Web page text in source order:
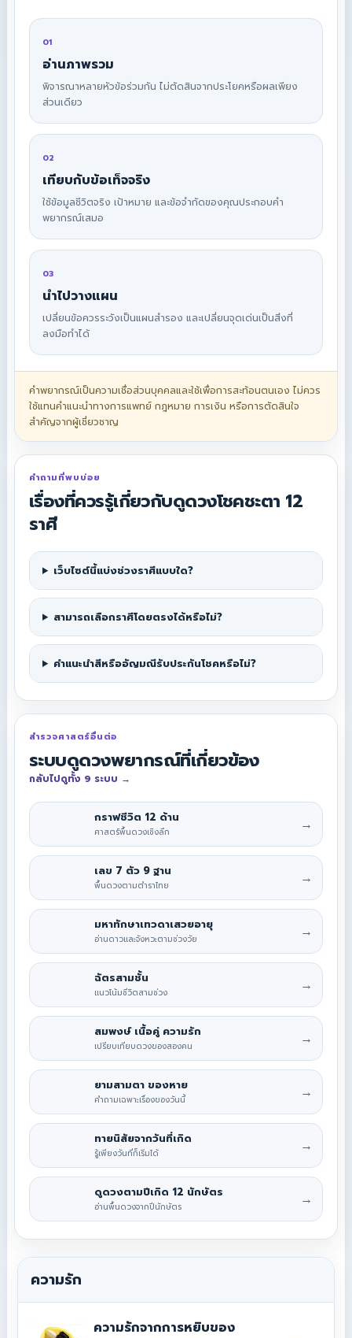
01
อ่านภาพรวม
พิจารณาหลายหัวข้อร่วมกัน ไม่ตัดสินจากประโยคหรือผลเพียง
ส่วนเดียว
02
เทียบกับข้อเท็จจริง
ใช้ข้อมูลชีวิตจริง เป้าหมาย และข้อจำกัดของคุณประกอบคำ
พยากรณ์เสมอ
03
นำไปวางแผน
เปลี่ยนข้อควรระวังเป็นแผนสำรอง และเปลี่ยนจุดเด่นเป็นสิ่งที่
ลงมือทำได้
คำพยากรณ์เป็นความเชื่อส่วนบุคคลและใช้เพื่อการสะท้อนตนเอง ไม่ควร
ใช้แทนคำแนะนำทางการแพทย์ กฎหมาย การเงิน หรือการตัดสินใจ
สำคัญจากผู้เชี่ยวชาญ
คำถามที่พบบ่อย
เรื่องที่ควรรู้เกี่ยวกับดูดวงโชคชะตา 12
ราศี
เว็บไซต์นี้แบ่งช่วงราศีแบบใด?
สามารถเลือกราศีโดยตรงได้หรือไม่?
คำแนะนำสีหรืออัญมณีรับประกันโชคหรือไม่?
สำรวจศาสตร์อื่นต่อ
ระบบดูดวงพยากรณ์ที่เกี่ยวข้อง
กลับไปดูทั้ง 9 ระบบ →
กราฟชีวิต 12 ด้าน
ศาสตร์พื้นดวงเชิงลึก →
เลข 7 ตัว 9 ฐาน
พื้นดวงตามตำราไทย →
มหาทักษาเทวดาเสวยอายุ
อ่านดาวและจังหวะตามช่วงวัย →
ฉัตรสามชั้น
แนวโน้มชีวิตสามช่วง →
สมพงษ์ เนื้อคู่ ความรัก
เปรียบเทียบดวงของสองคน →
ยามสามตา ของหาย
คำถามเฉพาะเรื่องของวันนี้ →
ทายนิสัยจากวันที่เกิด
รู้เพียงวันที่ก็เริ่มได้ →
ดูดวงตามปีเกิด 12 นักษัตร
อ่านพื้นดวงจากปีนักษัตร →
ความรัก
ความรักจากการหยิบของ